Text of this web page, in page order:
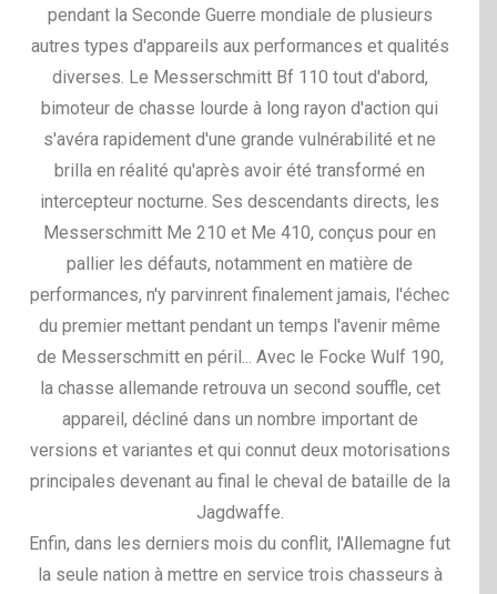
pendant la Seconde Guerre mondiale de plusieurs
autres types d'appareils aux performances et qualités
diverses. Le Messerschmitt Bf 110 tout d'abord,
bimoteur de chasse lourde à long rayon d'action qui
s'avéra rapidement d'une grande vulnérabilité et ne
brilla en réalité qu'après avoir été transformé en
intercepteur nocturne. Ses descendants directs, les
Messerschmitt Me 210 et Me 410, conçus pour en
pallier les défauts, notamment en matière de
performances, n'y parvinrent finalement jamais, l'échec
du premier mettant pendant un temps l'avenir même
de Messerschmitt en péril... Avec le Focke Wulf 190,
la chasse allemande retrouva un second souffle, cet
appareil, décliné dans un nombre important de
versions et variantes et qui connut deux motorisations
principales devenant au final le cheval de bataille de la
Jagdwaffe.
Enfin, dans les derniers mois du conflit, l'Allemagne fut
la seule nation à mettre en service trois chasseurs à